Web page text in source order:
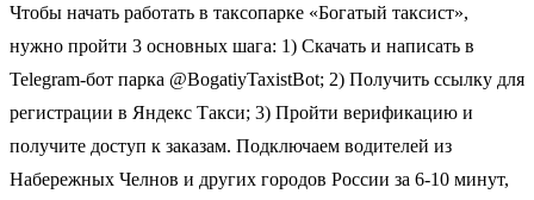
Чтобы начать работать в таксопарке «Богатый таксист»,
нужно пройти 3 основных шага: 1) Скачать и написать в
Telegram-бот парка @BogatiyTaxistBot; 2) Получить ссылку для
регистрации в Яндекс Такси; 3) Пройти верификацию и
получите доступ к заказам. Подключаем водителей из
Набережных Челнов и других городов России за 6-10 минут,